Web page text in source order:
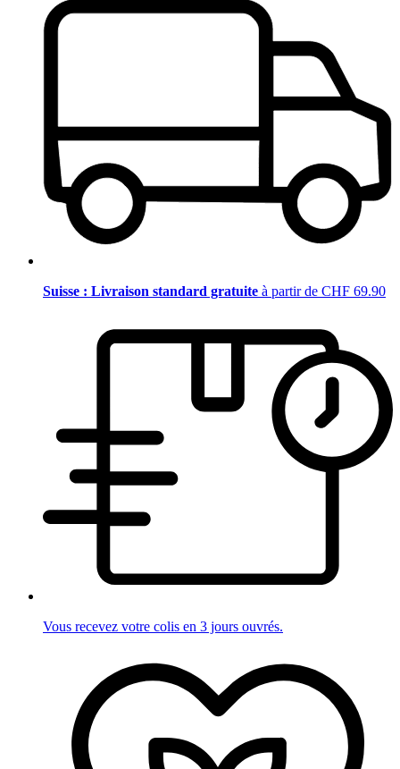
Suisse : Livraison standard gratuite à partir de CHF 69.90
Vous recevez votre colis en 3 jours ouvrés.